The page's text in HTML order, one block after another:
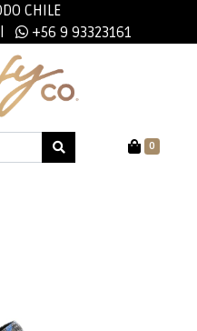
CHILE
+56 9 93323161
0